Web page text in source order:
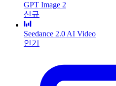
GPT Image 2
신규
Seedance 2.0 AI Video
인기